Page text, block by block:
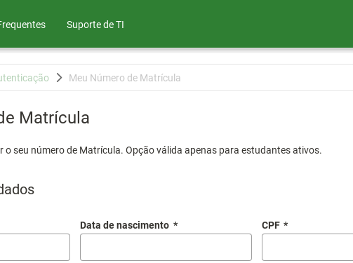
Suporte de TI
Meu Número de Matrícula
Matrícula
o seu número de Matrícula. Opção válida apenas para estudantes ativos.
Data de nascimento * CPF *